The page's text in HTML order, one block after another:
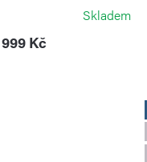
Skladem
Kč